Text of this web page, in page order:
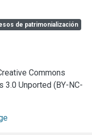
deductivo
manera recíproca
Como resultado,
reconstruidas a partir
a los procesos
patrimonio y los
que puso en
nuevas formas de
discursiva, que
de patrimonialización
Commons
3.0 Unported (BY-NC-